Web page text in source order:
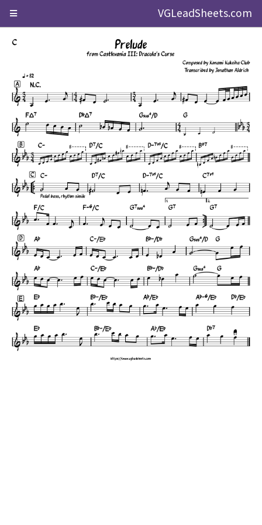
VGLeadSheets.com